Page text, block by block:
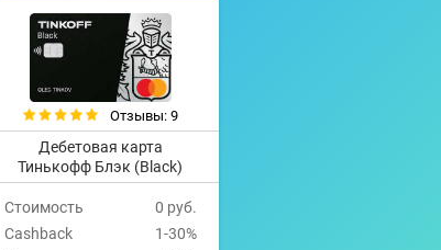
Отзывы: 9
Дебетовая карта
Тинькофф Блэк (Black)
Стоимость
0 руб.
Cashback
1-30%